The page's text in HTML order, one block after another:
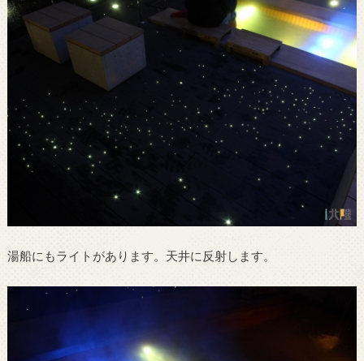
湯船にもライトがあります。天井に反射します。